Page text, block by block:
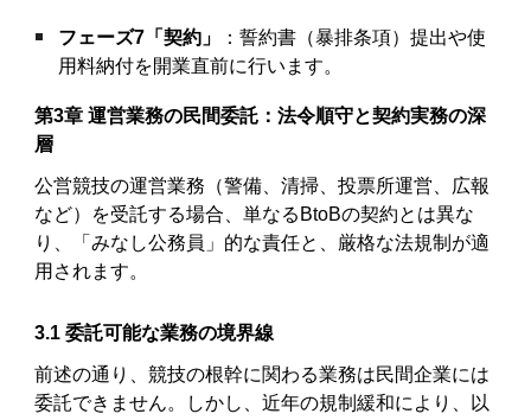
フェーズ7「契約」
：誓約書（暴排条項）提出や使
用料納付を開業直前に行います。
第3章 運営業務の民間委託：法令順守と契約実務の深
層
公営競技の運営業務（警備、清掃、投票所運営、広報
など）を受託する場合、単なるBtoBの契約とは異な
り、「みなし公務員」的な責任と、厳格な法規制が適
用されます。
3.1 委託可能な業務の境界線
前述の通り、競技の根幹に関わる業務は民間企業には
委託できません。しかし、近年の規制緩和により、以